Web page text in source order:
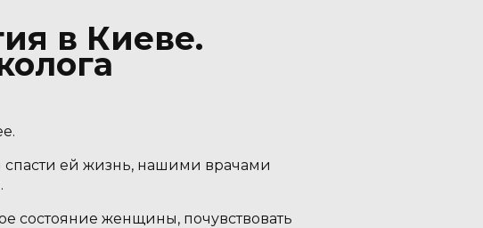
в Киеве.
ей жизнь, нашими врачами
состояние женщины, почувствовать